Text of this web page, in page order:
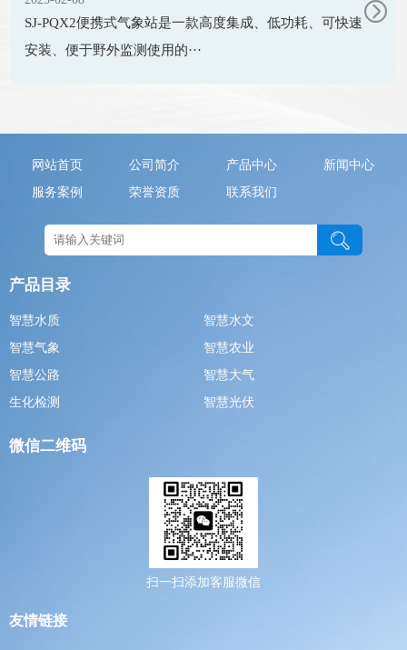
SJ-PQX2便携式气象站是一款高度集成、低功耗、可快速
安装、便于野外监测使用的···
网站首页 公司简介 产品中心
新闻中心
服务案例
荣誉资质 联系我们
产品目录
智慧水质
智慧水文
智慧气象
智慧农业
智慧公路
智慧大气
生化检测
智慧光伏
微信二维码
扫一扫添加客服微信
友情链接